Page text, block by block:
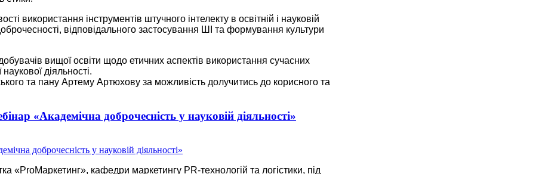
використання інструментів штучного інтелекту в освітній і науковій
відповідального застосування ШІ та формування культури
вищої освіти щодо етичних аспектів використання сучасних
діяльності.
та пану Артему Артюхову за можливість долучитись до корисного та
«Академічна доброчесність у науковій діяльності»
«ProМаркетинг», кафедри маркетингу PR-технологій та логістики, під